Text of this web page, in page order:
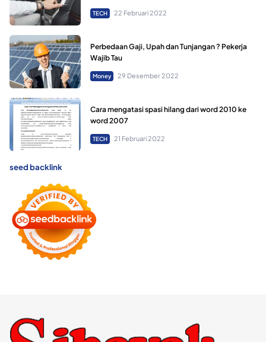
TECH 22 Februari 2022
Perbedaan Gaji, Upah dan Tunjangan ? Pekerja
Wajib Tau
Money 29 Desember 2022
Cara mengatasi spasi hilang dari word 2010 ke
word 2007
TECH 21 Februari 2022
seed backlink